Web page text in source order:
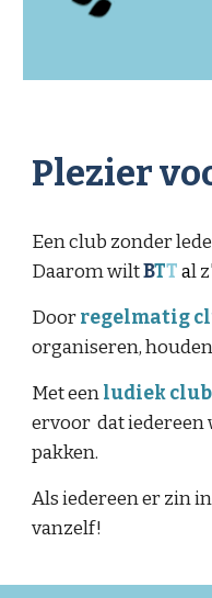
Plezier
Een club zonder
Daarom wiltBTTal
Doorregelmatig
organiseren,
Met eenludiek
ervoor dat iedereen
pakken.
Als iedereen er zin
vanzelf!